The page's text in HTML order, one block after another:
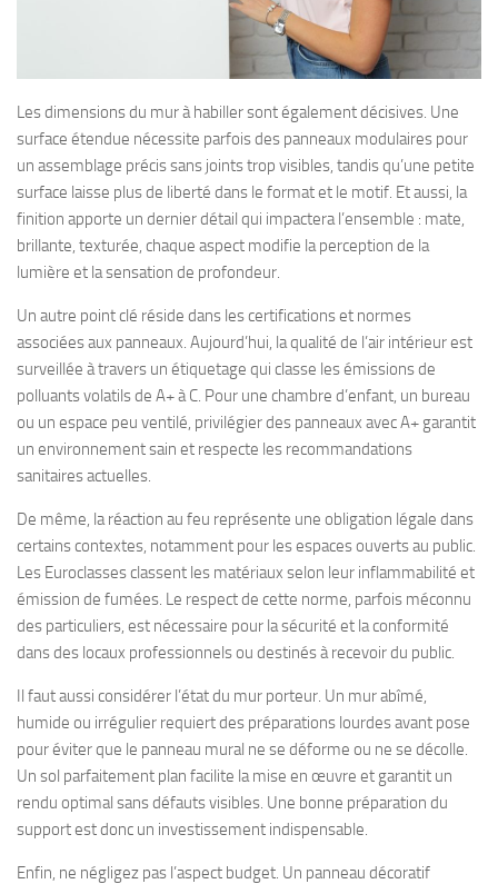
Les dimensions du mur à habiller sont également décisives. Une
surface étendue nécessite parfois des panneaux modulaires pour
un assemblage précis sans joints trop visibles, tandis qu’une petite
surface laisse plus de liberté dans le format et le motif. Et aussi, la
finition apporte un dernier détail qui impactera l’ensemble : mate,
brillante, texturée, chaque aspect modifie la perception de la
lumière et la sensation de profondeur.
Un autre point clé réside dans les certifications et normes
associées aux panneaux. Aujourd’hui, la qualité de l’air intérieur est
surveillée à travers un étiquetage qui classe les émissions de
polluants volatils de A+ à C. Pour une chambre d’enfant, un bureau
ou un espace peu ventilé, privilégier des panneaux avec A+ garantit
un environnement sain et respecte les recommandations
sanitaires actuelles.
De même, la réaction au feu représente une obligation légale dans
certains contextes, notamment pour les espaces ouverts au public.
Les Euroclasses classent les matériaux selon leur inflammabilité et
émission de fumées. Le respect de cette norme, parfois méconnu
des particuliers, est nécessaire pour la sécurité et la conformité
dans des locaux professionnels ou destinés à recevoir du public.
Il faut aussi considérer l’état du mur porteur. Un mur abîmé,
humide ou irrégulier requiert des préparations lourdes avant pose
pour éviter que le panneau mural ne se déforme ou ne se décolle.
Un sol parfaitement plan facilite la mise en œuvre et garantit un
rendu optimal sans défauts visibles. Une bonne préparation du
support est donc un investissement indispensable.
Enfin, ne négligez pas l’aspect budget. Un panneau décoratif